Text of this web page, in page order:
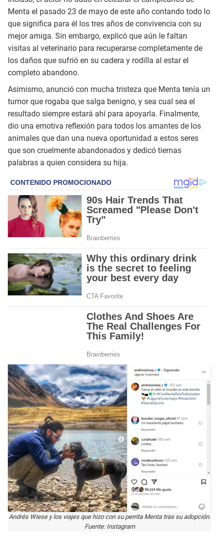
Menta el pasado 23 de mayo de este año contando todo lo
que significa para él los tres años de convivencia con su
mejor amiga. Sin embargo, explicó que aún le faltan
visitas al veterinario para recuperarse completamente de
los daños que sufrió en su cadera y rodilla al estar el
completo abandono.
Asimismo, anunció con mucha tristeza que Menta tenía un
tumor que rogaba que salga benigno, y sea cual sea el
resultado siempre estará ahí para apoyarla. Finalmente,
dio una emotiva reflexión para todos los amantes de los
animales que dan una nueva oportunidad a estos seres
que son cruelmente abandonados y dedicó tiernas
palabras a quien considera su hija.
Andrés Wiese y los viajes que hizo con su perrita Menta tras su adopción.
Fuente: Instagram